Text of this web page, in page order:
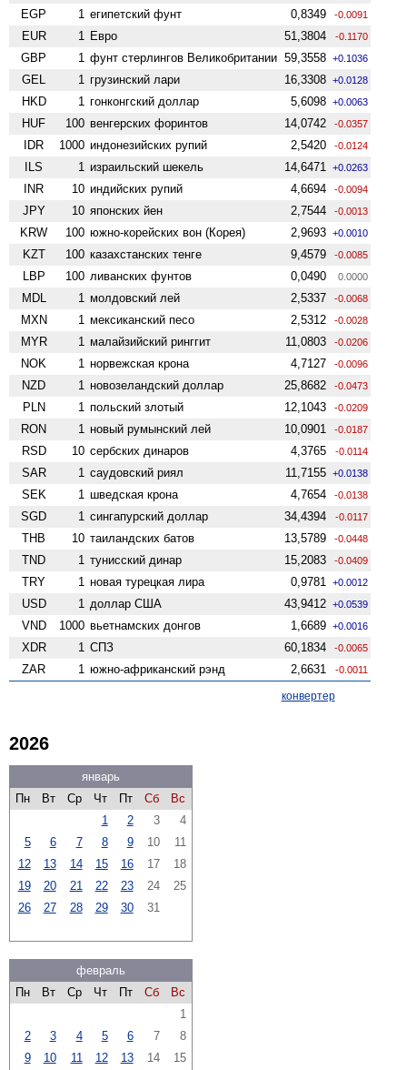
EGP 1 египетский фунт 0,8349 -0.0091
EUR 1 Евро 51,3804 -0.1170
GBP 1 фунт стерлингов Велико­британии 59,3558 +0.1036
GEL 1 грузинский лари 16,3308 +0.0128
HKD 1 гонконгский доллар 5,6098 +0.0063
HUF 100 венгерских форинтов 14,0742 -0.0357
IDR 1000 индонезийских рупий 2,5420 -0.0124
ILS 1 израильский шекель 14,6471 +0.0263
INR 10 индийских рупий 4,6694 -0.0094
JPY 10 японских йен 2,7544 -0.0013
KRW 100 южно-корейских вон (Корея) 2,9693 +0.0010
KZT 100 казахстанских тенге 9,4579 -0.0085
LBP 100 ливанских фунтов 0,0490 0.0000
MDL 1 молдовский лей 2,5337 -0.0068
MXN 1 мексиканский песо 2,5312 -0.0028
MYR 1 малайзийский ринггит 11,0803 -0.0206
NOK 1 норвежская крона 4,7127 -0.0096
NZD 1 ново­зеландский доллар 25,8682 -0.0473
PLN 1 польский злотый 12,1043 -0.0209
RON 1 новый румынский лей 10,0901 -0.0187
RSD 10 сербских динаров 4,3765 -0.0114
SAR 1 саудовский риял 11,7155 +0.0138
SEK 1 шведская крона 4,7654 -0.0138
SGD 1 сингапурский доллар 34,4394 -0.0117
THB 10 таиландских батов 13,5789 -0.0448
TND 1 тунисский динар 15,2083 -0.0409
TRY 1 новая турецкая лира 0,9781 +0.0012
USD 1 доллар США 43,9412 +0.0539
VND 1000 вьетнамских донгов 1,6689 +0.0016
XDR 1 СПЗ 60,1834 -0.0065
ZAR 1 южно-африканский рэнд 2,6631 -0.0011
конвертер
2026
январь
Пн
Вт Ср Чт Пт Сб
Вс
1
2 3
4
5
6 7 8 9 10
11
12
13 14 15 16 17
18
19
20 21 22 23 24
25
26
27 28 29 30 31
февраль
Пн
Вт Ср Чт Пт Сб
Вс
1
2
3 4 5 6 7
8
9
10 11 12 13 14 15